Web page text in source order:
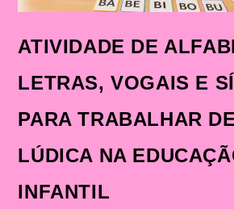
ATIVIDADE DE
LETRAS, VOGAIS E
PARA TRABALHAR
LÚDICA NA
INFANTIL